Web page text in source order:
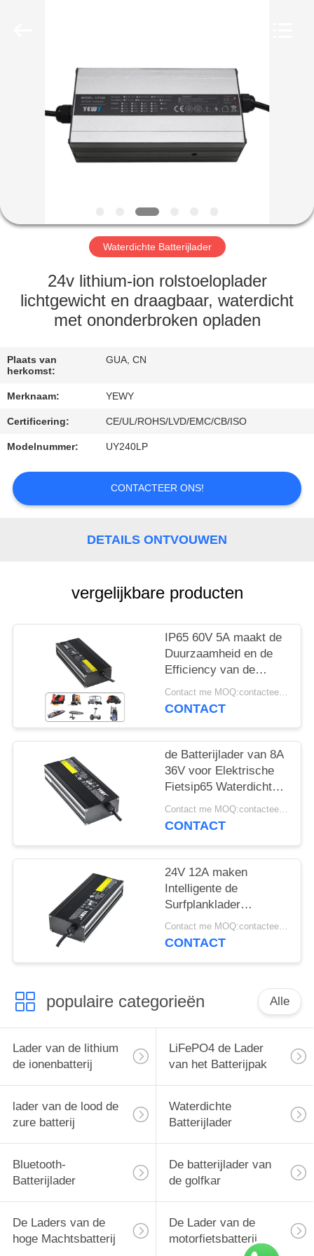
PRODUCTEN
VIDEO'S
ONGEVEER
ONS
FABRIEKSREIS
KWALITEITSCONTROLE
CONTACTEER
NIEUWS
GEVALLEN
POLICY
Waterdichte Batterijlader
24v lithium-ion rolstoeloplader
lichtgewicht en draagbaar, waterdicht
met ononderbroken opladen
Plaats van
herkomst:
GUA, CN
Merknaam: YEWY
Certificering: CE/UL/ROHS/LVD/EMC/CB/ISO
Modelnummer: UY240LP
CONTACTEER ONS!
DETAILS ONTVOUWEN
vergelijkbare producten
IP65 60V 5A maakt de
Duurzaamheid en de
Efficiency van de
Batterijlader waterdichtContact me MOQ:contacteer me
CONTACT
de Batterijlader van 8A
36V voor Elektrische
Fietsip65 Waterdichte
Zwarte
Contact me MOQ:contacteer me
CONTACT
24V 12A maken
Intelligente de
Surfplanklader
waterdicht van de
Batterijlader
Contact me MOQ:contacteer me
CONTACT
populaire categorieën Alle
Lader van de lithium
de ionenbatterij
LiFePO4 de Lader
van het Batterijpak
lader van de lood de
zure batterij
Waterdichte
Batterijlader
Bluetooth-
Batterijlader
De batterijlader van
de golfkar
De Laders van de
hoge Machtsbatterij
De Lader van de
motorfietsbatterij